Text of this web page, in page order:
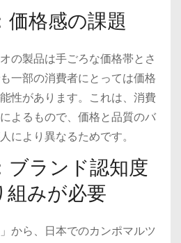
価格感の課題
の製品は手ごろな価格帯とさ
一部の消費者にとっては価格
性があります。これは、消費
よるもので、価格と品質のバ
により異なるためです。
ブランド認知度
組みが必要
から、日本でのカンポマルツ